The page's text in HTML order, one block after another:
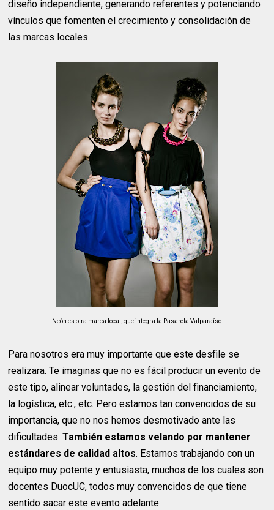
diseño independiente, generando referentes y potenciando
vínculos que fomenten el crecimiento y consolidación de
las marcas locales.
Neón es otra marca local, que integra la Pasarela Valparaíso
Para nosotros era muy importante que este desfile se
realizara. Te imaginas que no es fácil producir un evento de
este tipo, alinear voluntades, la gestión del financiamiento,
la logística, etc., etc. Pero estamos tan convencidos de su
importancia, que no nos hemos desmotivado ante las
dificultades.También estamos velando por mantener
estándares de calidad altos. Estamos trabajando con un
equipo muy potente y entusiasta, muchos de los cuales son
docentes DuocUC, todos muy convencidos de que tiene
sentido sacar este evento adelante.